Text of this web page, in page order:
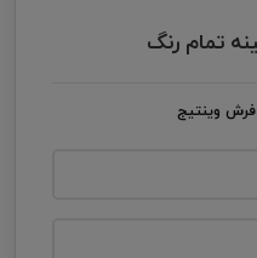
فرش وینتیج